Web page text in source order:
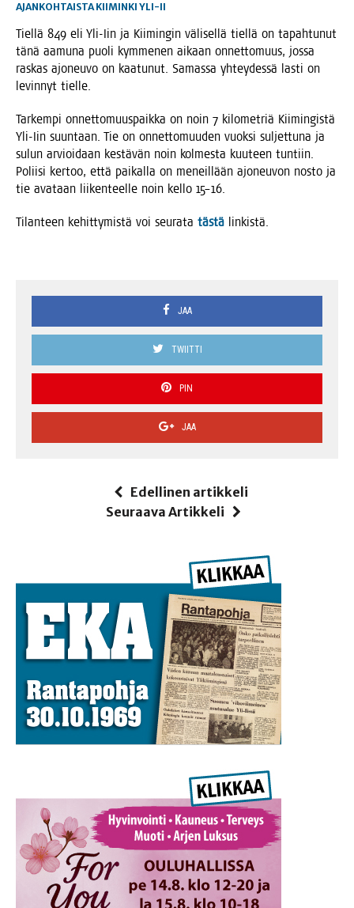
AJANKOHTAISTA KIIMINKI YLI-II
Tiel­lä 849 eli Yli-Iin ja Kii­min­gin väli­sel­lä tiel­lä on tapah­tu­nut
tänä aamu­na puo­li kym­me­nen aikaan onnet­to­muus, jos­sa
ras­kas ajo­neu­vo on kaa­tu­nut. Samas­sa yhtey­des­sä las­ti on
levin­nyt tielle.
Tar­kem­pi onnet­to­muus­paik­ka on noin 7 kilo­met­riä Kii­min­gis­tä
Yli-Iin suun­taan. Tie on onnet­to­muu­den vuok­si sul­jet­tu­na ja
sulun arvioi­daan kes­tä­vän noin kol­mes­ta kuu­teen tun­tiin.
Polii­si ker­too, että pai­kal­la on meneil­lään ajo­neu­von nos­to ja
tie ava­taan lii­ken­teel­le noin kel­lo 15–16.
Tilan­teen kehit­ty­mis­tä voi seu­ra­ta täs­tä linkistä.
JAA
TWIITTI
PIN
JAA
Edellinen artikkeli
Seuraava Artikkeli